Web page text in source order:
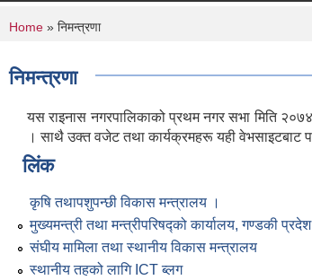
You are here
Home » निमन्त्रणा
निमन्त्रणा
यस राइनास नगरपालिकाको प्रथम नगर सभा मिति
। साथै उक्त वजेट तथा कार्यक्रमहरू यही वेभसाइटबाट
लिंक
कृषि तथापशुपन्छी विकास मन्त्रालय ।
मुख्यमन्त्री तथा मन्त्रीपरिषद्को कार्यालय, गण्डकी
संघीय मामिला तथा स्थानीय विकास मन्त्रालय
स्थानीय तहको लागि ICT ब्लग